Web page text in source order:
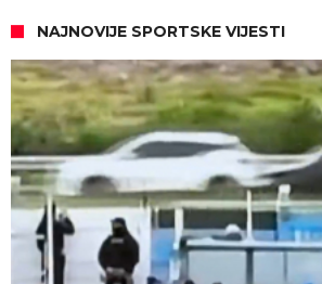
NAJNOVIJE SPORTSKE VIJESTI